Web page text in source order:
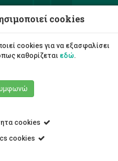
cookies
cookies για να εξασφαλίσει
καθορίζεται εδώ.
cookies
cookies